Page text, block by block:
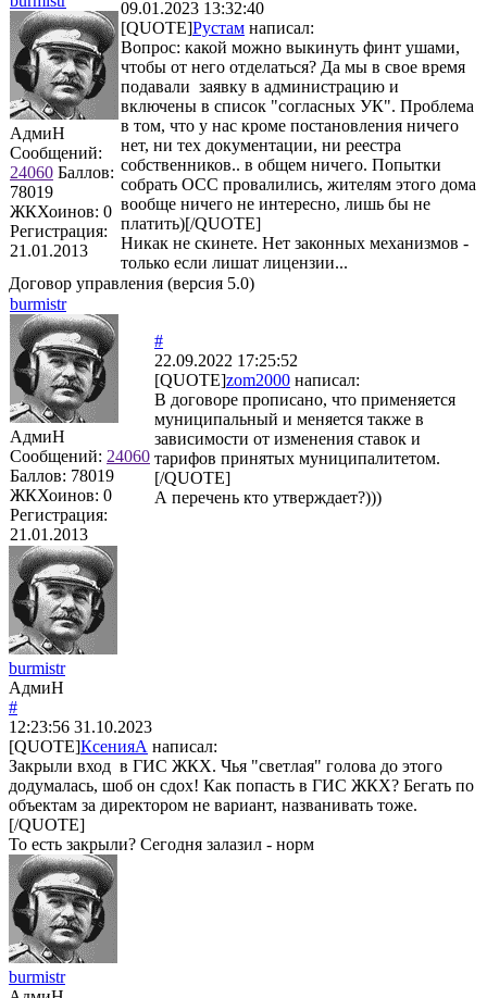
АдмиН
Сообщений:
24060 Баллов:
78019
ЖКХоинов: 0
Регистрация:
21.01.2013
09.01.2023 13:32:40
[QUOTE]Рустам написал:
Вопрос: какой можно выкинуть финт ушами,
чтобы от него отделаться? Да мы в свое время
подавали заявку в администрацию и
включены в список "согласных УК". Проблема
в том, что у нас кроме постановления ничего
нет, ни тех документации, ни реестра
собственников.. в общем ничего. Попытки
собрать ОСС провалились, жителям этого дома
вообще ничего не интересно, лишь бы не
платить)[/QUOTE]
Никак не скинете. Нет законных механизмов -
только если лишат лицензии...
Договор управления (версия 5.0)
burmistr
АдмиН
Сообщений: 24060
Баллов: 78019
ЖКХоинов: 0
Регистрация:
21.01.2013
#
22.09.2022 17:25:52
[QUOTE]zom2000 написал:
В договоре прописано, что применяется
муниципальный и меняется также в
зависимости от изменения ставок и
тарифов принятых муниципалитетом.
[/QUOTE]
А перечень кто утверждает?)))
burmistr
АдмиН
#
12:23:56 31.10.2023
[QUOTE]КсенияА написал:
Закрыли вход в ГИС ЖКХ. Чья "светлая" голова до этого
додумалась, шоб он сдох! Как попасть в ГИС ЖКХ? Бегать по
объектам за директором не вариант, названивать тоже.
[/QUOTE]
То есть закрыли? Сегодня залазил - норм
burmistr